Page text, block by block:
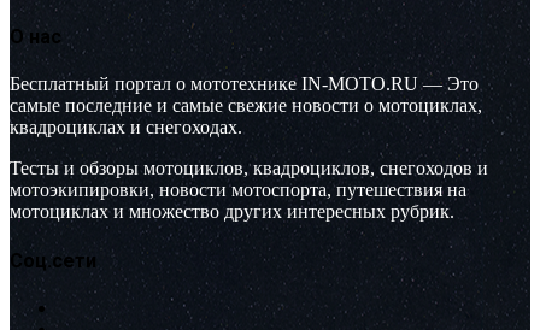
О нас
Бесплатный портал о мототехнике IN-MOTO.RU — Это
самые последние и самые свежие новости о мотоциклах,
квадроциклах и снегоходах.
Тесты и обзоры мотоциклов, квадроциклов, снегоходов и
мотоэкипировки, новости мотоспорта, путешествия на
мотоциклах и множество других интересных рубрик.
Соц.сети